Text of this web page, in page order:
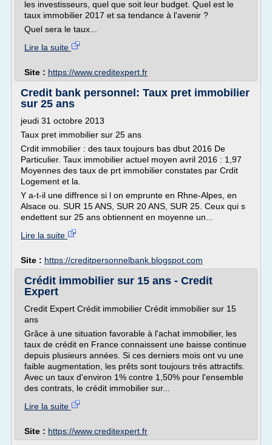
les investisseurs, quel que soit leur budget. Quel est le
taux immobilier 2017 et sa tendance à l'avenir ?
Quel sera le taux...
Lire la suite
Site : https://www.creditexpert.fr
Credit bank personnel: Taux pret immobilier
sur 25 ans
jeudi 31 octobre 2013
Taux pret immobilier sur 25 ans
Crdit immobilier : des taux toujours bas dbut 2016 De
Particulier. Taux immobilier actuel moyen avril 2016 : 1,97
Moyennes des taux de prt immobilier constates par Crdit
Logement et la.
Y a-t-il une diffrence si l on emprunte en Rhne-Alpes, en
Alsace ou. SUR 15 ANS, SUR 20 ANS, SUR 25. Ceux qui s
endettent sur 25 ans obtiennent en moyenne un...
Lire la suite
Site : https://creditpersonnelbank.blogspot.com
Crédit immobilier sur 15 ans - Credit
Expert
Credit Expert Crédit immobilier Crédit immobilier sur 15
ans
Grâce à une situation favorable à l'achat immobilier, les
taux de crédit en France connaissent une baisse continue
depuis plusieurs années. Si ces derniers mois ont vu une
faible augmentation, les prêts sont toujours très attractifs.
Avec un taux d'environ 1% contre 1,50% pour l'ensemble
des contrats, le crédit immobilier sur...
Lire la suite
Site : https://www.creditexpert.fr